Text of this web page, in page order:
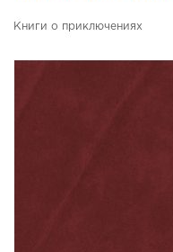
Книги о приключениях